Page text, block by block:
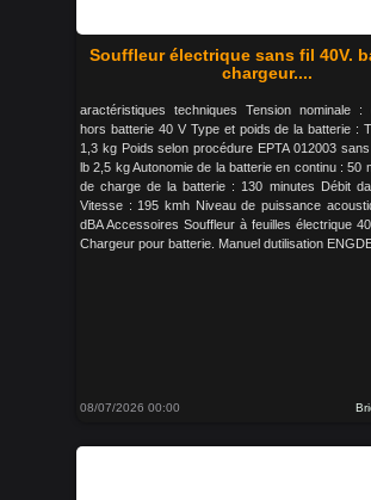
Souffleur électrique sans fil 40V.
chargeur....
aractéristiques techniques Tension nominale :
hors batterie 40 V Type et poids de la batterie :
1,3 kg Poids selon procédure EPTA 012003
lb 2,5 kg Autonomie de la batterie en continu : 50
de charge de la batterie : 130 minutes Débit
Vitesse : 195 kmh Niveau de puissance
dBA Accessoires Souffleur à feuilles électrique
Chargeur pour batterie. Manuel dutilisation
08/07/2026 00:00